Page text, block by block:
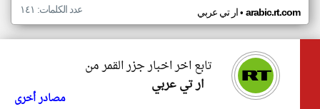
ار تي عربي• arabic.rt.com عدد الكلمات: ١٤١
تابع اخر اخبار جزر القمر من
ار تي عربي
مصادر أخرى